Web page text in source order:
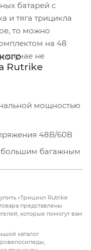
батарей с
и тяга трицикла
то можно
на 48
случае не
Rutrike
мощностью
48В/60В
большим багажным
и стоп-
с вседорожными
«Трицикл Rutrike
представлены
которые помогут вам
каталог